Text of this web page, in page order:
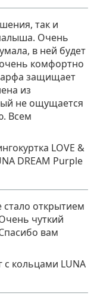
так и
Очень
в ней будет
комфортно
защищает
из
не ощущается
Всем
LOVE &
DREAM Purple
стало открытием
чуткий
вам
с кольцами LUNA